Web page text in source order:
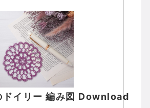
ドイリー 編み図 Download